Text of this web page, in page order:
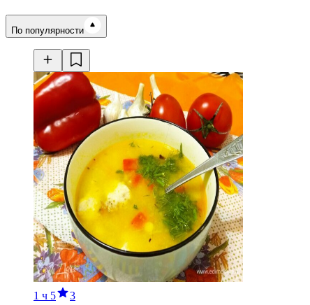
Время готовки
По популярности
1 ч 5 3